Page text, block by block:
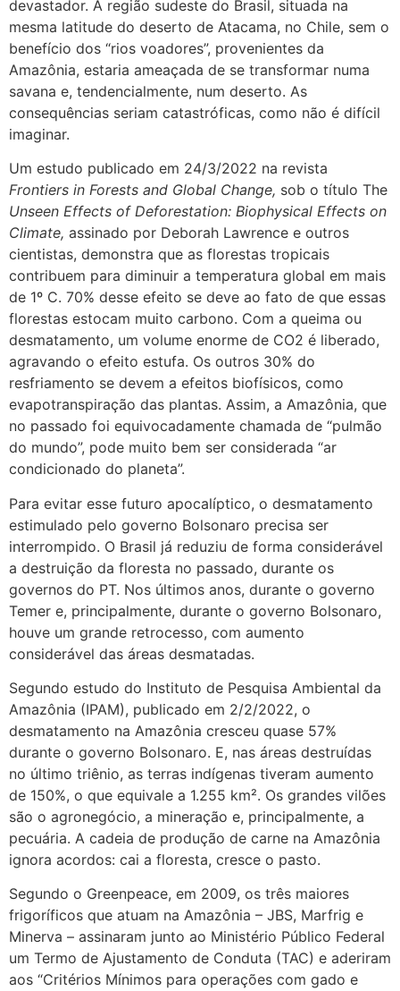
devastador. A região sudeste do Brasil, situada na
mesma latitude do deserto de Atacama, no Chile, sem o
benefício dos “rios voadores”, provenientes da
Amazônia, estaria ameaçada de se transformar numa
savana e, tendencialmente, num deserto. As
consequências seriam catastróficas, como não é difícil
imaginar.
Um estudo publicado em 24/3/2022 na revista
Frontiers in Forests and Global Change, sob o título The
Unseen Effects of Deforestation: Biophysical Effects on
Climate, assinado por Deborah Lawrence e outros
cientistas, demonstra que as florestas tropicais
contribuem para diminuir a temperatura global em mais
de 1º C. 70% desse efeito se deve ao fato de que essas
florestas estocam muito carbono. Com a queima ou
desmatamento, um volume enorme de CO2 é liberado,
agravando o efeito estufa. Os outros 30% do
resfriamento se devem a efeitos biofísicos, como
evapotranspiração das plantas. Assim, a Amazônia, que
no passado foi equivocadamente chamada de “pulmão
do mundo”, pode muito bem ser considerada “ar
condicionado do planeta”.
Para evitar esse futuro apocalíptico, o desmatamento
estimulado pelo governo Bolsonaro precisa ser
interrompido. O Brasil já reduziu de forma considerável
a destruição da floresta no passado, durante os
governos do PT. Nos últimos anos, durante o governo
Temer e, principalmente, durante o governo Bolsonaro,
houve um grande retrocesso, com aumento
considerável das áreas desmatadas.
Segundo estudo do Instituto de Pesquisa Ambiental da
Amazônia (IPAM), publicado em 2/2/2022, o
desmatamento na Amazônia cresceu quase 57%
durante o governo Bolsonaro. E, nas áreas destruídas
no último triênio, as terras indígenas tiveram aumento
de 150%, o que equivale a 1.255 km². Os grandes vilões
são o agronegócio, a mineração e, principalmente, a
pecuária. A cadeia de produção de carne na Amazônia
ignora acordos: cai a floresta, cresce o pasto.
Segundo o Greenpeace, em 2009, os três maiores
frigoríficos que atuam na Amazônia – JBS, Marfrig e
Minerva – assinaram junto ao Ministério Público Federal
um Termo de Ajustamento de Conduta (TAC) e aderiram
aos “Critérios Mínimos para operações com gado e